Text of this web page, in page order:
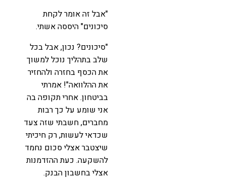
"אבל זה אומר לקחת
סיכונים" היססה אשתי.
"סיכונים? נכון, אבל בכל
שלב בתהליך נוכל למשוך
את הכסף בחזרה ולהחזיר
את ההלוואה"! אמרתי
בביטחון. אחרי תקופה בה
אני שומע על כך רבות
מחברים, חשבתי שזה צעד
שכדאי לעשות, רק חיכיתי
שיצטבר אצלי סכום נחמד
להשקעה. כעת ההזדמנות
אצלי בחשבון הבנק.